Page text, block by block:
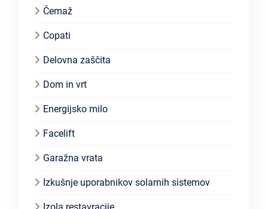
Čemaž
Copati
Delovna zaščita
Dom in vrt
Energijsko milo
Facelift
Garažna vrata
Izkušnje uporabnikov solarnih sistemov